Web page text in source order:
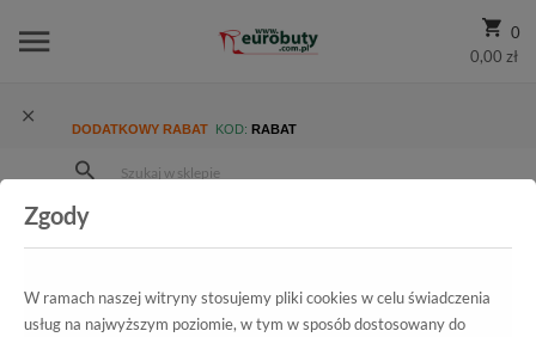
0
0,00 zł
DODATKOWY RABAT KOD: RABAT
Kolekcja damska
Klapki
Zgody
W ramach naszej witryny stosujemy pliki cookies w celu świadczenia
usług na najwyższym poziomie, w tym w sposób dostosowany do